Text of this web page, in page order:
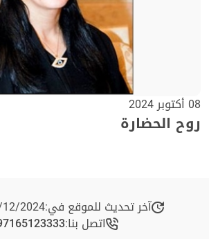
08 أكتوبر 2024
روح الحضارة
آخر تحديث للموقع في:05/12/2024
اتصل بنا: